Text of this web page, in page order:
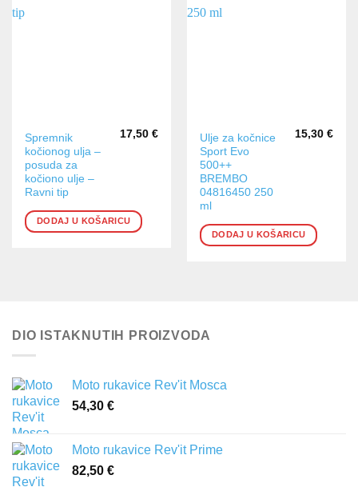
Spremnik
kočionog ulja –
posuda za
kočiono ulje –
Ravni tip
17,50 €
DODAJ U KOŠARICU
Ulje za kočnice
Sport Evo
500++
BREMBO
04816450 250
ml
15,30 €
DODAJ U KOŠARICU
DIO ISTAKNUTIH PROIZVODA
Moto rukavice Rev'it Mosca
54,30 €
Moto rukavice Rev'it Prime
82,50 €